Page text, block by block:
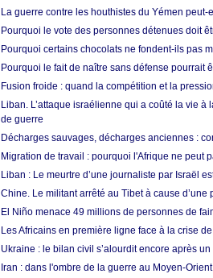
La guerre contre les houthistes du Yémen
Pourquoi le vote des personnes détenues doit
Pourquoi certains chocolats ne fondent-ils pas
Pourquoi le fait de naître sans défense pourrait
Fusion froide : quand la compétition et la
Liban. L’attaque israélienne qui a coûté la vie
de guerre
Décharges sauvages, décharges anciennes :
Migration de travail : pourquoi l'Afrique ne peut
Liban : Le meurtre d’une journaliste par Israël
Chine. Le militant arrêté au Tibet à cause
El Niño menace 49 millions de personnes de
Les Africains en première ligne face à la crise
Ukraine : le bilan civil s’alourdit encore après
Iran : dans l'ombre de la guerre au Moyen-